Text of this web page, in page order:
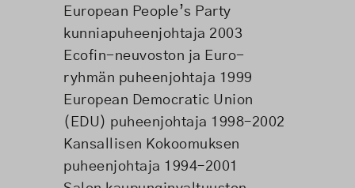
European People’s Party
kunniapuheenjohtaja 2003
Ecofin-neuvoston ja Euro-
ryhmän puheenjohtaja 1999
European Democratic Union
(EDU) puheenjohtaja 1998–2002
Kansallisen Kokoomuksen
puheenjohtaja 1994–2001